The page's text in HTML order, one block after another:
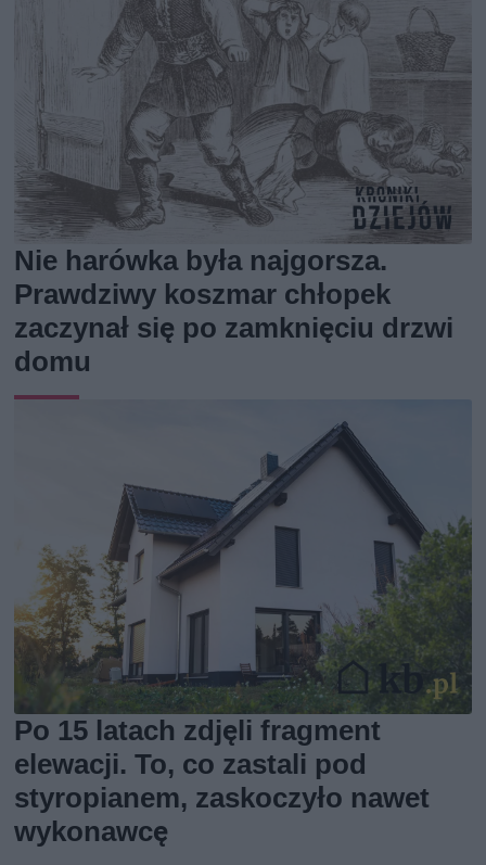
Nie harówka była najgorsza.
Prawdziwy koszmar chłopek
zaczynał się po zamknięciu drzwi
domu
Po 15 latach zdjęli fragment
elewacji. To, co zastali pod
styropianem, zaskoczyło nawet
wykonawcę